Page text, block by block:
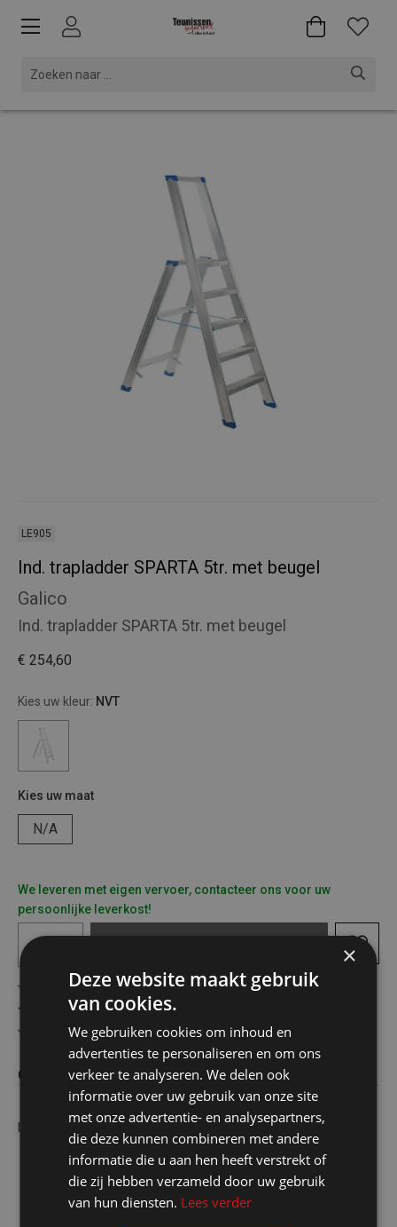
LE905
Ind. trapladder SPARTA 5tr. met beugel
Galico
Ind. trapladder SPARTA 5tr. met beugel
€ 254,60
Kies uw kleur: NVT
Kies uw maat
N/A
We leveren met eigen vervoer, contacteer ons voor uw
persoonlijke leverkost!
Gratis verzending in België vanaf €75
Veilig online betalen
Advies op maat
Omschrijving
Gelaste antisliptreden
Extra brede treden: 80 mm breed
×
Deze website maakt gebruik
van cookies.
We gebruiken cookies om inhoud en
advertenties te personaliseren en om ons
verkeer te analyseren. We delen ook
informatie over uw gebruik van onze site
met onze advertentie- en analysepartners,
die deze kunnen combineren met andere
informatie die u aan hen heeft verstrekt of
die zij hebben verzameld door uw gebruik
van hun diensten. Lees verder